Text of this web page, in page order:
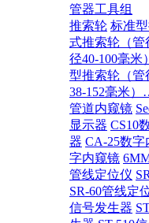
管器工具组
推索轮 标准
式推索轮（
径40-100毫米）
型推索轮（管
38-152毫米
管道内窥镜
显示器 CS10
器 CA-25数字
字内窥镜
管线定位仪
SR-60管线定
信号发生器